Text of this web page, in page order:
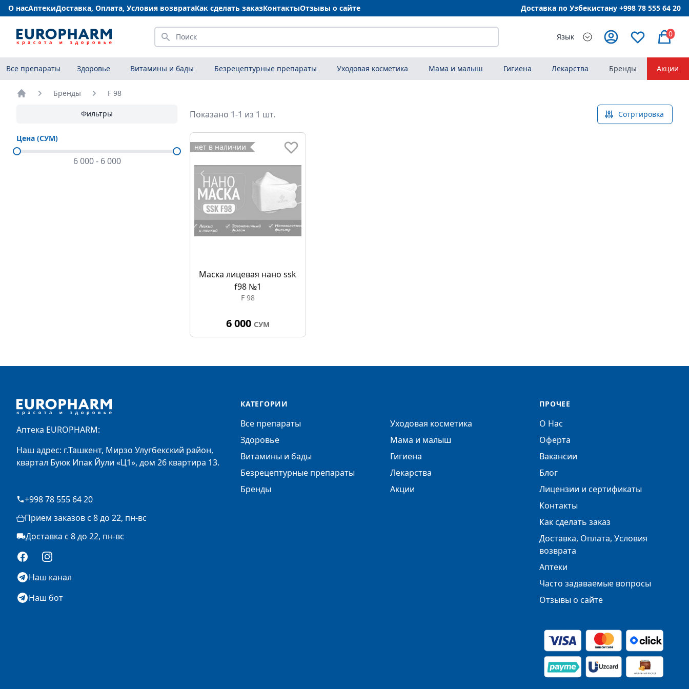
О насАптекиДоставка, Оплата, Условия возвратаКак сделать заказКонтактыОтзывы о сайте Доставка по Узбекистану +998 78 555 64 20
Искать Язык 0
Все препараты Здоровье Витамины и бады Безрецептурные препараты Уходовая косметика Мама и малыш Гигиена Лекарства Бренды Акции
Бренды F 98
Фильтры
Цена (СУМ)
6 000- 6 000
Показано 1-1 из 1 шт. Сотртировка
нет в наличии
Маска лицевая нано ssk
f98 №1
F 98
6 000 СУМ
Аптека EUROPHARM:
Наш адрес: г.Ташкент, Мирзо Улугбекский район,
квартал Буюк Ипак Йули «Ц1», дом 26 квартира 13.
+998 78 555 64 20
Прием заказов с 8 до 22, пн-вс
Доставка с 8 до 22, пн-вс
FacebookInstagram
Наш канал
Наш бот
КАТЕГОРИИ
Все препараты
Здоровье
Витамины и бады
Безрецептурные препараты
Бренды
Уходовая косметика
Мама и малыш
Гигиена
Лекарства
Акции
ПРОЧЕЕ
О Нас
Оферта
Вакансии
Блог
Лицензии и сертификаты
Контакты
Как сделать заказ
Доставка, Оплата, Условия
возврата
Аптеки
Часто задаваемые вопросы
Отзывы о сайте